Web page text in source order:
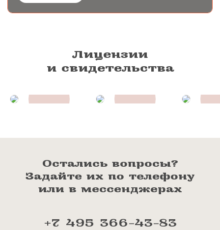
Лицензии
и свидетельства
Остались вопросы?
Задайте их по телефону
или в мессенджерах
+7 495 366-43-83